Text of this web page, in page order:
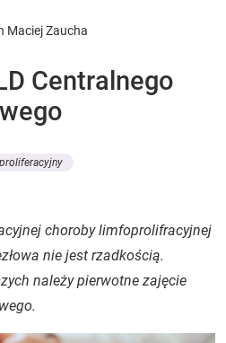
Maciej Zaucha
Centralnego
choroby limfoprolifracyjnej
nie jest rzadkością.
należy pierwotne zajęcie